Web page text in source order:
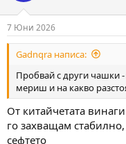
s
:
7 Юни 2026
Gadnqra написа:
Пробвай с други чашки
мериш и на какво
От китайчетата
го захващам
сефтето